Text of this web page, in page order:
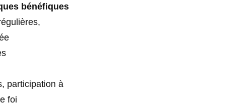
bénéfiques
participation à
foi